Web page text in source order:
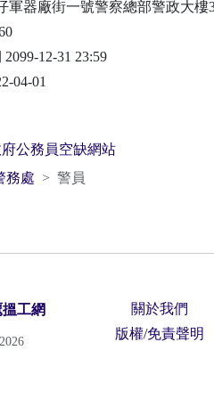
軍器廠街一號警察總部警政大樓
12-31 23:59
04-01
公務員空缺網站
務處 警員
工網
關於我們
版權/免責聲明